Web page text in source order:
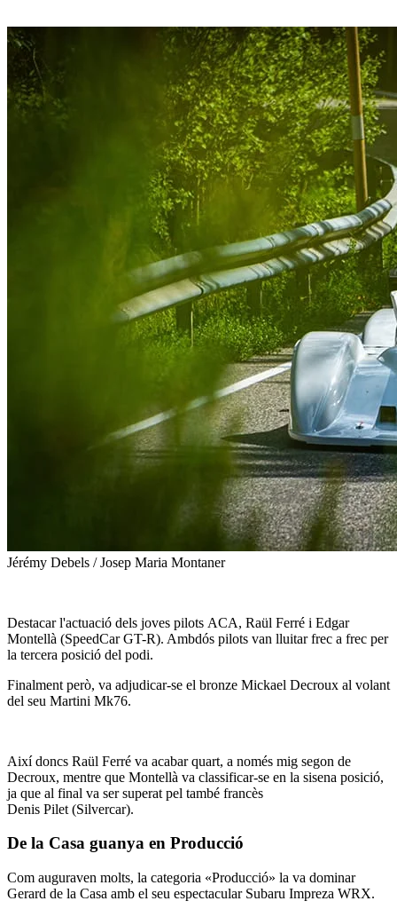
Jérémy Debels / Josep Maria Montaner
Destacar l'actuació dels joves pilots ACA, Raül Ferré i Edgar
Montellà (SpeedCar GT-R). Ambdós pilots van lluitar frec a frec per
la tercera posició del podi.
Finalment però, va adjudicar-se el bronze Mickael Decroux al volant
del seu Martini Mk76.
Així doncs Raül Ferré va acabar quart, a només mig segon de
Decroux, mentre que Montellà va classificar-se en la sisena posició,
ja que al final va ser superat pel també francès
Denis Pilet (Silvercar).
De la Casa guanya en Producció
Com auguraven molts, la categoria «Producció» la va dominar
Gerard de la Casa amb el seu espectacular Subaru Impreza WRX.